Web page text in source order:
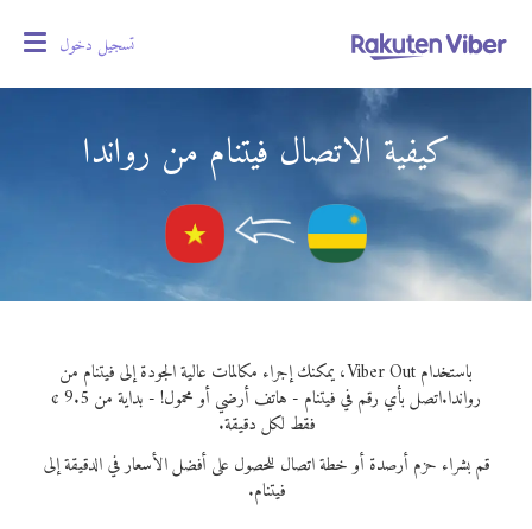
تسجيل دخول
كيفية الاتصال فيتنام من رواندا
باستخدام Viber Out، يمكنك إجراء مكالمات عالية الجودة إلى فيتنام من
رواندا.
اتصل بأي رقم في فيتنام - هاتف أرضي أو محمول! - بداية من 9.5 ¢
فقط لكل دقيقة.
قم بشراء حزم أرصدة أو خطة اتصال للحصول على أفضل الأسعار في الدقيقة إلى
فيتنام.